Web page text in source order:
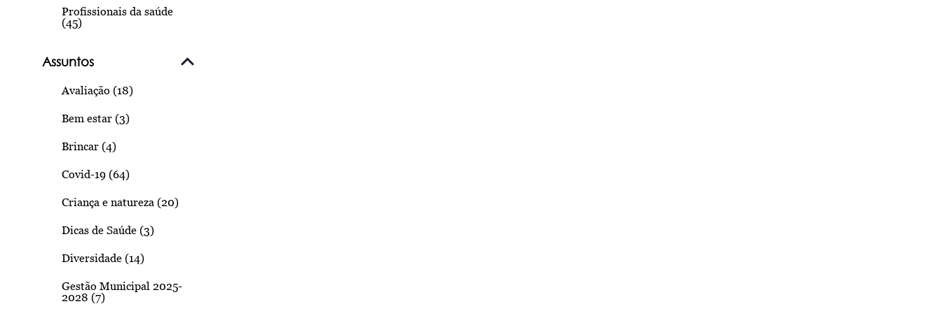
Profissionais da saúde
(45)
Assuntos
Avaliação (18)
Bem estar (3)
Brincar (4)
Covid-19 (64)
Criança e natureza (20)
Dicas de Saúde (3)
Diversidade (14)
Gestão Municipal 2025-
2028 (7)